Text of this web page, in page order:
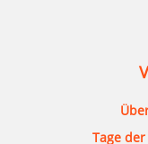
Tage